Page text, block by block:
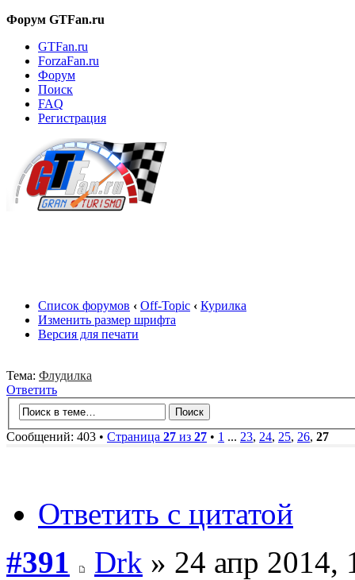
Форум GTFan.ru
GTFan.ru
ForzaFan.ru
Форум
Поиск
FAQ
Регистрация
Список форумов ‹ Off-Topic ‹ Курилка
Изменить размер шрифта
Версия для печати
Тема: Флудилка
Ответить
Сообщений: 403 • Страница 27 из 27 • 1 ... 23, 24, 25, 26, 27
Ответить с цитатой
#391
Drk » 24 апр 2014,